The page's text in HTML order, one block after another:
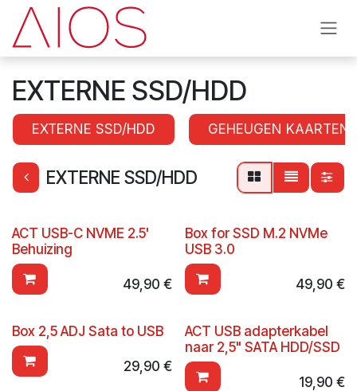
Se rendre au contenu
EXTERNE SSD/HDD
EXTERNE SSD/HDD GEHEUGEN KAARTEN
EXTERNE SSD/HDD
ACT USB-C NVME 2.5'
Behuizing
49,90 €
Box for SSD M.2 NVMe
USB 3.0
49,90 €
Box 2,5 ADJ Sata to USB
29,90 €
ACT USB adapterkabel
naar 2,5" SATA HDD/SSD
19,90 €